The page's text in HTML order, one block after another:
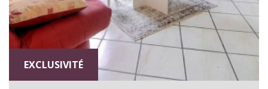
EXCLUSIVITÉ